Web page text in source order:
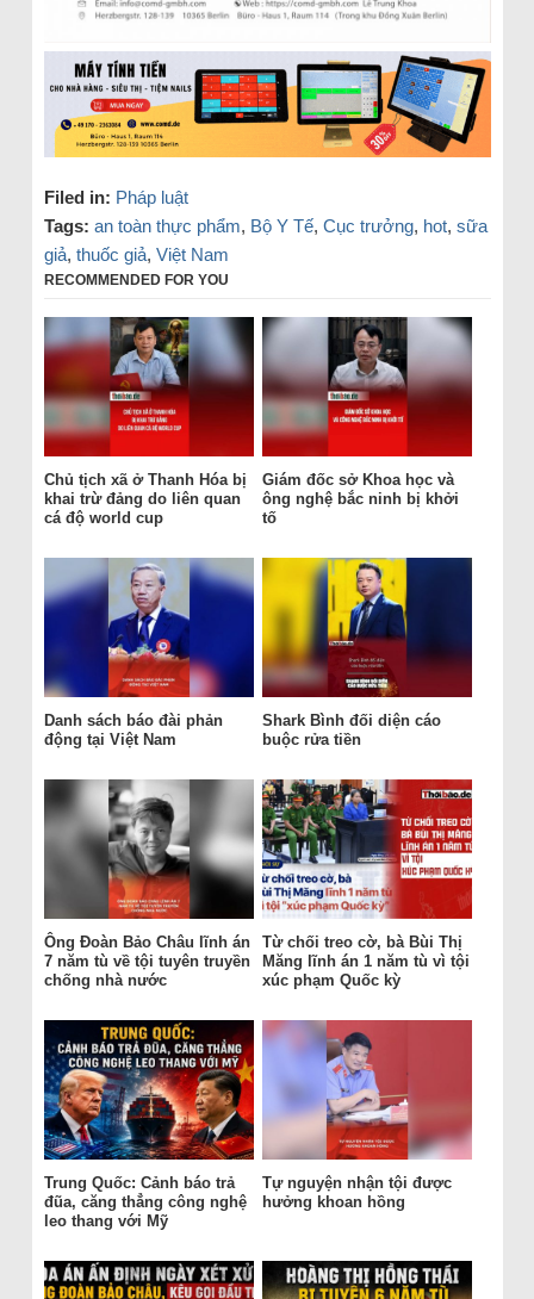
Filed in: Pháp luật
Tags: an toàn thực phẩm, Bộ Y Tế, Cục trưởng, hot, sữa
giả, thuốc giả, Việt Nam
RECOMMENDED FOR YOU
Chủ tịch xã ở Thanh Hóa bị
khai trừ đảng do liên quan
cá độ world cup
Giám đốc sở Khoa học và
ông nghệ bắc ninh bị khởi
tố
Danh sách báo đài phản
động tại Việt Nam
Shark Bình đối diện cáo
buộc rửa tiền
Ông Đoàn Bảo Châu lĩnh án
7 năm tù về tội tuyên truyền
chống nhà nước
Từ chối treo cờ, bà Bùi Thị
Măng lĩnh án 1 năm tù vì tội
xúc phạm Quốc kỳ
Trung Quốc: Cảnh báo trả
đũa, căng thẳng công nghệ
leo thang với Mỹ
Tự nguyện nhận tội được
hưởng khoan hồng